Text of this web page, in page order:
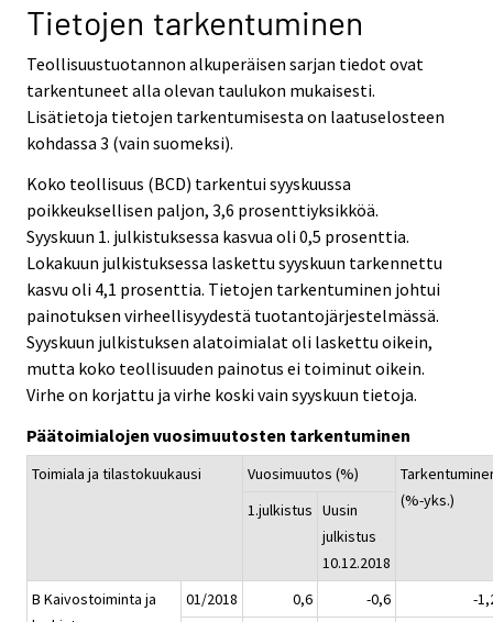
Tietojen tarkentuminen
Teollisuustuotannon alkuperäisen sarjan tiedot ovat
tarkentuneet alla olevan taulukon mukaisesti.
Lisätietoja tietojen tarkentumisesta on laatuselosteen
kohdassa 3 (vain suomeksi).
Koko teollisuus (BCD) tarkentui syyskuussa
poikkeuksellisen paljon, 3,6 prosenttiyksikköä.
Syyskuun 1. julkistuksessa kasvua oli 0,5 prosenttia.
Lokakuun julkistuksessa laskettu syyskuun tarkennettu
kasvu oli 4,1 prosenttia. Tietojen tarkentuminen johtui
painotuksen virheellisyydestä tuotantojärjestelmässä.
Syyskuun julkistuksen alatoimialat oli laskettu oikein,
mutta koko teollisuuden painotus ei toiminut oikein.
Virhe on korjattu ja virhe koski vain syyskuun tietoja.
Päätoimialojen vuosimuutosten tarkentuminen
Toimiala ja tilastokuukausi Vuosimuutos (%)
(%-yks.)
1.julkistus Uusin
julkistus
10.12.2018
B Kaivostoiminta ja
01/2018 0,6 -0,6
-